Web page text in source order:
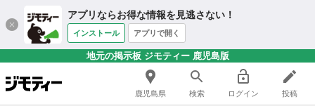
アプリならお得な情報を見逃さない！
インストール アプリで開く
地元の掲示板 ジモティー 鹿児島版
鹿児島県 検索 ログイン 投稿